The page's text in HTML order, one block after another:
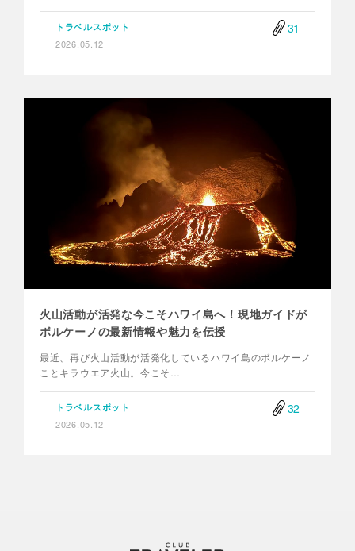
トラベルスポット
2026.05.12
31
火山活動が活発な今こそハワイ島へ！現地ガイドが
ボルケーノの最新情報や魅力を伝授
最近、再び火山活動が活発化しているハワイ島のボルケーノ
ことキラウエア火山。今こそ…
トラベルスポット
2026.05.12
32